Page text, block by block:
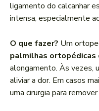
ligamento do calcanhar
intensa, especialmente
O que fazer? Um
palmilhas ortopédicas
alongamento. Às vezes,
aliviar a dor. Em casos
uma cirurgia para